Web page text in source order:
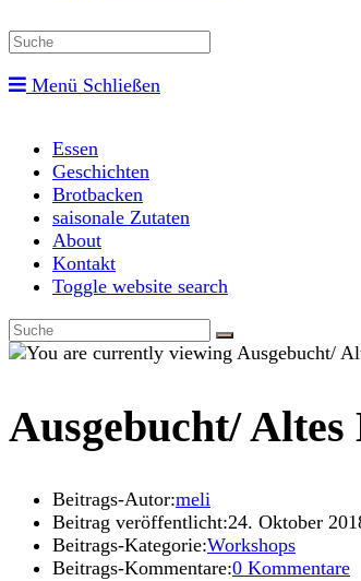
Menü Schließen
Essen
Geschichten
Brotbacken
saisonale Zutaten
About
Kontakt
Toggle website search
Ausgebucht/
Beitrags-Autor:meli
Beitrag veröffentlicht:24. Oktober
Beitrags-Kategorie:Workshops
Beitrags-Kommentare:0 Kommentare